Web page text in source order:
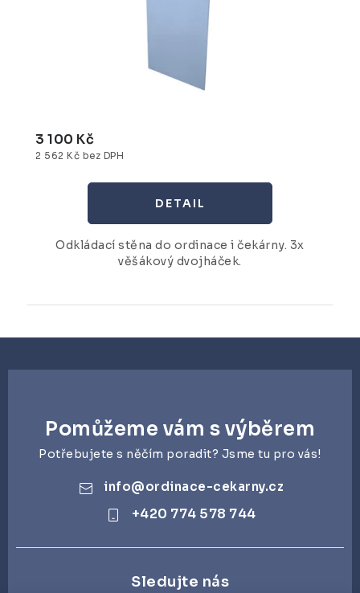
2 562 Kč bez DPH
3 100 Kč
Odkládací stěna do ordinace i čekárny. 3x
věšákový dvojháček.
Pomůžeme vám s výběrem
Potřebujete s něčím poradit? Jsme tu pro vás!
info@ordinace-cekarny.cz
+420 774 578 744